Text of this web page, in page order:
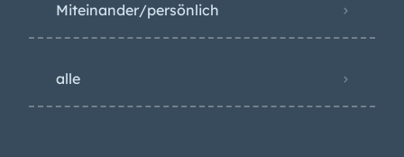
Miteinander/persönlich
alle